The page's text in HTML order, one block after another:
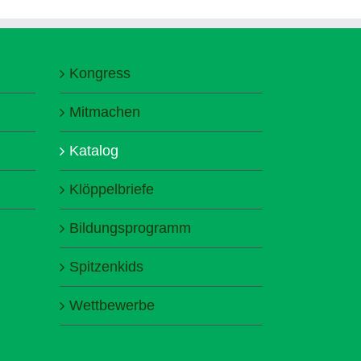
Kongress
Mitmachen
Katalog
Klöppelbriefe
Bildungsprogramm
Spitzenkids
Wettbewerbe